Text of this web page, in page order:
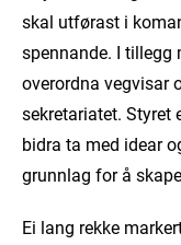
skal utførast i
spennande. I tillegg
overordna vegvisar
sekretariatet. Styret
bidra ta med idear
grunnlag for å
Ei lang rekke